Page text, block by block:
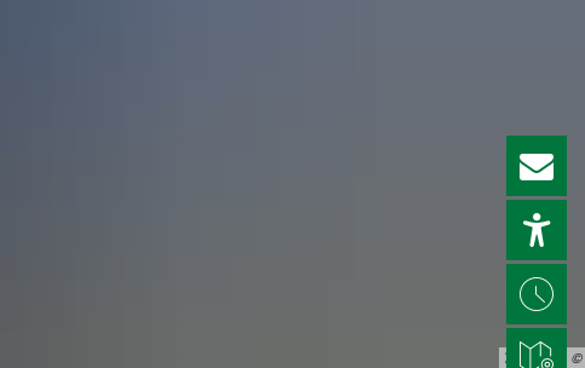
Treffler;Sepp